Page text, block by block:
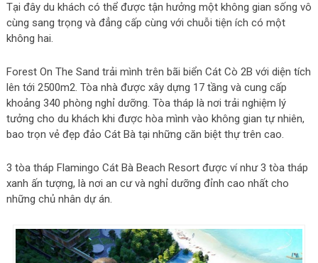
Tại đây du khách có thể được tận hưởng một không gian sống vô
cùng sang trọng và đẳng cấp cùng với chuỗi tiện ích có một
không hai.
Forest On The Sand trải mình trên bãi biển Cát Cò 2B với diện tích
lên tới 2500m2. Tòa nhà được xây dựng 17 tầng và cung cấp
khoảng 340 phòng nghỉ dưỡng. Tòa tháp là nơi trải nghiệm lý
tưởng cho du khách khi được hòa mình vào không gian tự nhiên,
bao trọn vẻ đẹp đảo Cát Bà tại những căn biệt thự trên cao.
3 tòa tháp Flamingo Cát Bà Beach Resort được ví như 3 tòa tháp
xanh ấn tượng, là nơi an cư và nghỉ dưỡng đỉnh cao nhất cho
những chủ nhân dự án.